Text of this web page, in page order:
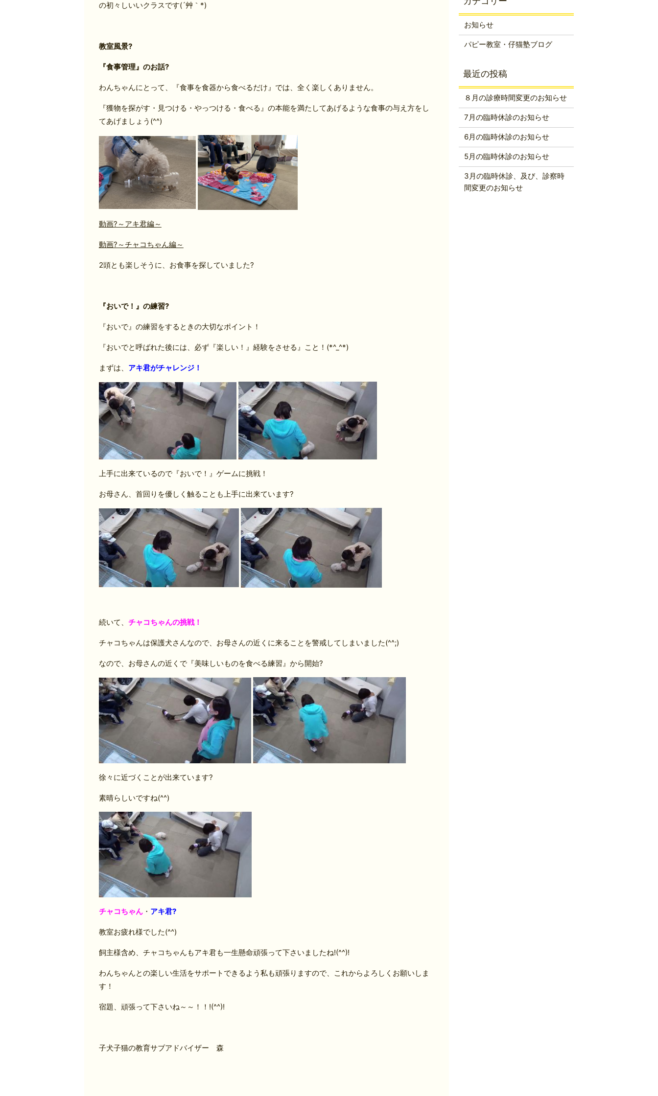
の初々しいいクラスです(´艸｀*)
教室風景?
『食事管理』のお話?
わんちゃんにとって、『食事を食器から食べるだけ』では、全く楽しくありません。
『獲物を探がす・見つける・やっつける・食べる』の本能を満たしてあげるような食事の与え方をし
てあげましょう(^^)
動画?～アキ君編～
動画?～チャコちゃん編～
2頭とも楽しそうに、お食事を探していました?
『おいで！』の練習?
『おいで』の練習をするときの大切なポイント！
『おいでと呼ばれた後には、必ず『楽しい！』経験をさせる』こと！(*^_^*)
まずは、 アキ君がチャレンジ！
上手に出来ているので『おいで！』ゲームに挑戦！
お母さん、首回りを優しく触ることも上手に出来ています?
続いて、 チャコちゃんの挑戦！
チャコちゃんは保護犬さんなので、お母さんの近くに来ることを警戒してしまいました(^^;)
なので、お母さんの近くで『美味しいものを食べる練習』から開始?
徐々に近づくことが出来ています?
素晴らしいですね(^^)
チャコちゃん・ アキ君?
教室お疲れ様でした(^^)
飼主様含め、チャコちゃんもアキ君も一生懸命頑張って下さいましたね!(^^)!
わんちゃんとの楽しい生活をサポートできるよう私も頑張りますので、これからよろしくお願いしま
す！
宿題、頑張って下さいね～～！！!(^^)!
子犬子猫の教育サブアドバイザー 森
お知らせ
パピー教室・仔猫塾ブログ
８月の診療時間変更のお知らせ
7月の臨時休診のお知らせ
6月の臨時休診のお知らせ
5月の臨時休診のお知らせ
3月の臨時休診、及び、診察時
間変更のお知らせ